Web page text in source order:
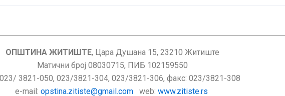
ОПШТИНА ЖИТИШТЕ, Цара Душана 15, 23210 Житиште
Матични број 08030715, ПИБ 102159550
023/ 3821-050, 023/3821-304, 023/3821-306, факс: 023/3821-308
е-mail: opstina.zitiste@gmail.comweb: www.zitiste.rs